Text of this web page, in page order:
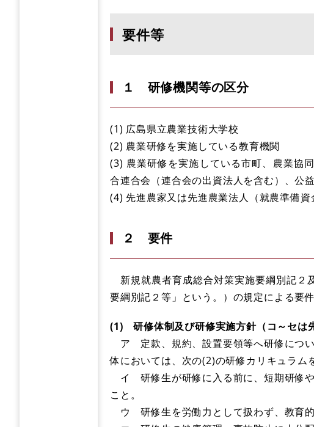
要件等
１ 研修機関等の区分
(1) 広島県立農業技術大学校
(2) 農業研修を実施している教育機関
(3) 農業研修を実施している市町、農業協
合連合会（連合会の出資法人を含む）、公
(4) 先進農家又は先進農業法人（就農準備資
２ 要件
新規就農者育成総合対策実施要綱別記２
要綱別記２等」という。）の規定による要
(1) 研修体制及び研修実施方針（コ～セは
ア 定款、規約、設置要領等へ研修につ
体においては、次の(2)の研修カリキュラ
イ 研修生が研修に入る前に、短期研修
こと。
ウ 研修生を労働力として扱わず、教育的